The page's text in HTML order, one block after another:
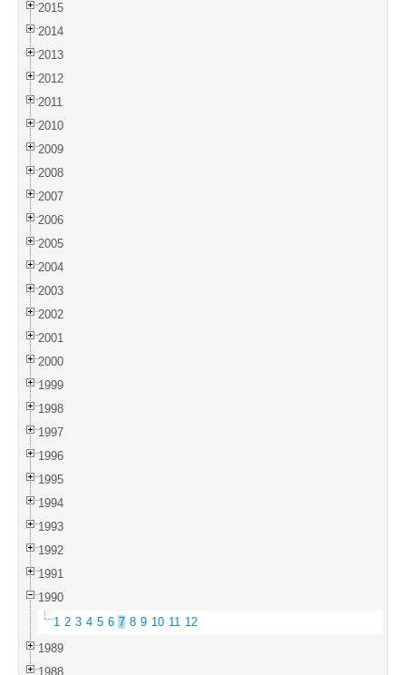
2015
2014
2013
2012
2011
2010
2009
2008
2007
2006
2005
2004
2003
2002
2001
2000
1999
1998
1997
1996
1995
1994
1993
1992
1991
1990
1 2 3 4 5 6 7 8 9 10 11 12
1989
1988